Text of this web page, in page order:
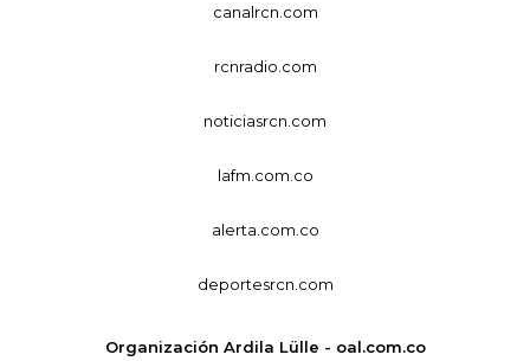
canalrcn.com
rcnradio.com
noticiasrcn.com
lafm.com.co
alerta.com.co
deportesrcn.com
Organización Ardila Lülle - oal.com.co